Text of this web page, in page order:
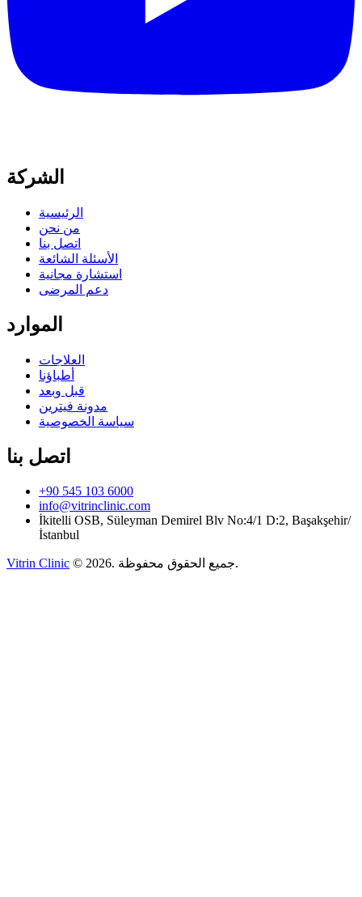
الشركة
الرئيسية
من نحن
اتصل بنا
الأسئلة الشائعة
استشارة مجانية
دعم المرضى
الموارد
العلاجات
أطباؤنا
قبل وبعد
مدونة فيترين
سياسة الخصوصية
اتصل بنا
+90 545 103 6000
info@vitrinclinic.com
İkitelli OSB, Süleyman Demirel Blv No:4/1 D:2, Başakşehir/
İstanbul
Vitrin Clinic © 2026. جميع الحقوق محفوظة.